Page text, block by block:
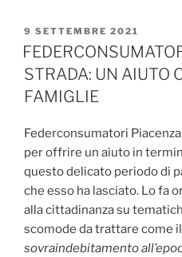
PUBBLICATO
IL
9 SETTEMBRE 2021
STRADA: UN AIUTO
FAMIGLIE
Federconsumatori
per offrire un aiuto in
questo delicato periodo di
che esso ha lasciato. Lo fa
alla cittadinanza su
scomode da trattare come
sovraindebitamento